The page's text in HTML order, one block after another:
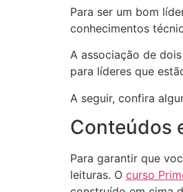
Para ser um bom
conhecimentos
A associação de
para líderes que
A seguir, confira
Conteúdos
Para garantir que
leituras. O curso